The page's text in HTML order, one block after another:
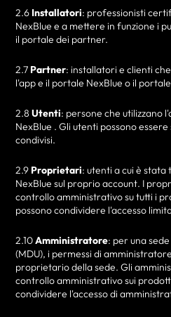
2.6 Installatori: professionisti
NexBlue e a mettere in funzione i
il portale dei partner.
2.7 Partner: installatori e clienti
l'app e il portale NexBlue o il
2.8 Utenti: persone che utilizzano
NexBlue . Gli utenti possono
condivisi.
2.9 Proprietari: utenti a cui è
NexBlue sul proprio account. I
controllo amministrativo su tutti i
possono condividere l'accesso
2.10Amministratore: per una
(MDU), i permessi di
proprietario della sede. Gli
controllo amministrativo sui
condividere l'accesso di